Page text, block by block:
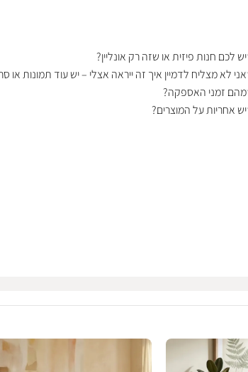
יש לכם חנות פיזית או שזה רק אונליין?
אני לא מצליח לדמיין איך זה ייראה אצלי – יש עוד תמונות או
מהם זמני האספקה?
יש אחריות על המוצרים?